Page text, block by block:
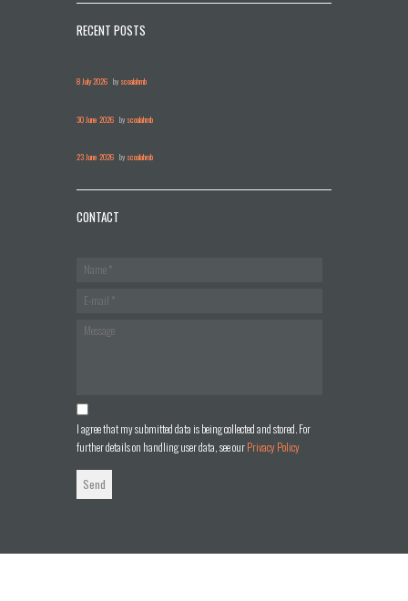
RECENT POSTS
8 July 2026 by scoalahmb
30 June 2026 by scoalahmb
23 June 2026 by scoalahmb
CONTACT
I agree that my submitted data is being collected and stored. For
further details on handling user data, see ourPrivacy Policy
Send